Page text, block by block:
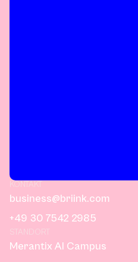
KONTAKT
business@briink.com
+49 30 7542 2985
STANDORT
Merantix AI Campus